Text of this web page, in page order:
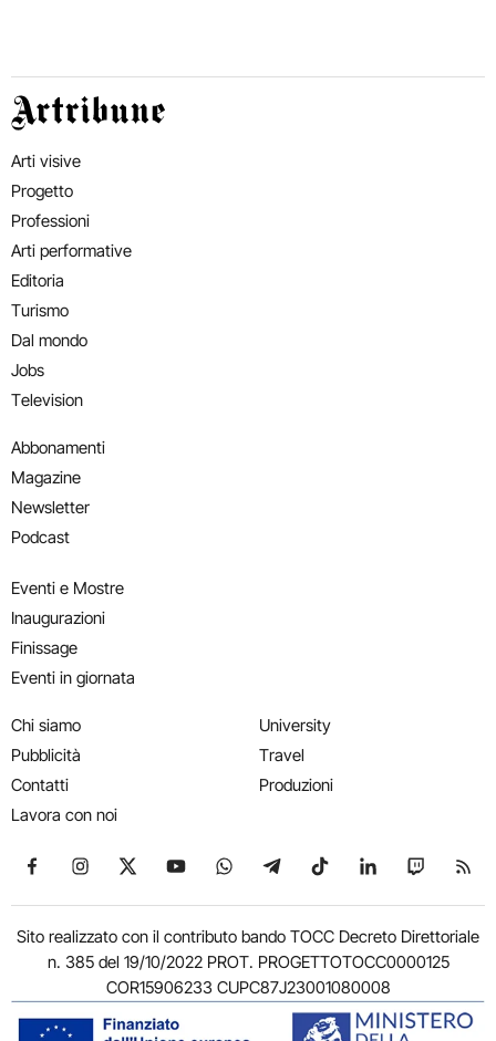
Artribune
Arti visive
Progetto
Professioni
Arti performative
Editoria
Turismo
Dal mondo
Jobs
Television
Abbonamenti
Magazine
Newsletter
Podcast
Eventi e Mostre
Inaugurazioni
Finissage
Eventi in giornata
Chi siamo
Pubblicità
Contatti
Lavora con noi
University
Travel
Produzioni
Seguici su Facebook
Seguici su Instagram
Seguici su X
Seguici su YouTube
Seguici su WhatsApp
Seguici su Telegram
Seguici su TikTok
Seguici su
Seguici
Sito realizzato con il contributo bando TOCC Decreto Direttoriale
n. 385 del 19/10/2022 PROT. PROGETTOTOCC0000125
COR15906233 CUPC87J23001080008